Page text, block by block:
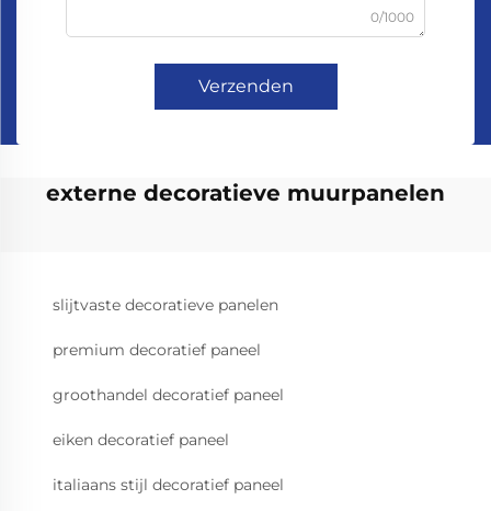
0/1000
Verzenden
externe decoratieve muurpanelen
slijtvaste decoratieve panelen
premium decoratief paneel
groothandel decoratief paneel
eiken decoratief paneel
italiaans stijl decoratief paneel